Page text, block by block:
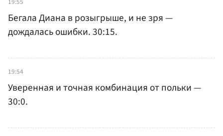
Бегала Диана в розыгрыше, и не зря —
дождалась ошибки. 30:15.
19:54
Уверенная и точная комбинация от польки —
30:0.